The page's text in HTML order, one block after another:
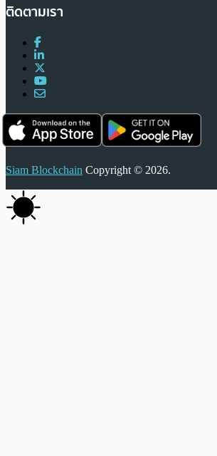
ติดตามเรา
Siam Blockchain Copyright © 2026.